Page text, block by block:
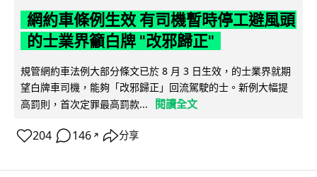
網約車條例生效 有司機暫時停工避風頭
的士業界籲白牌 "改邪歸正"
規管網約車法例大部分條文已於 8 月 3 日生效，的士業界就期
望白牌車司機，能夠「改邪歸正」回流駕駛的士。新例大幅提
高罰則，首次定罪最高罰款...
閱讀全文
204 146 ↗ 分享